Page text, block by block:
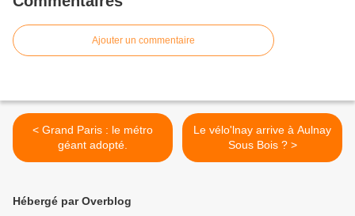
Ajouter un commentaire
< Grand Paris : le métro
géant adopté.
Le vélo'lnay arrive à Aulnay
Sous Bois ? >
Hébergé par Overblog